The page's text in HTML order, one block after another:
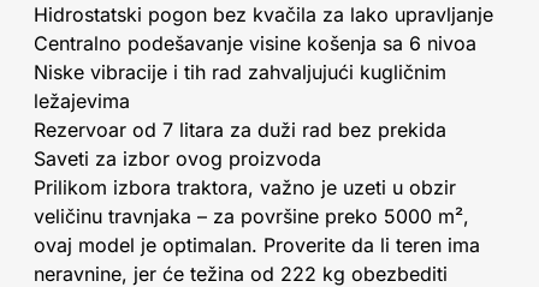
Hidrostatski pogon bez kvačila za lako upravljanje
Centralno podešavanje visine košenja sa 6 nivoa
Niske vibracije i tih rad zahvaljujući kugličnim
ležajevima
Rezervoar od 7 litara za duži rad bez prekida
Saveti za izbor ovog proizvoda
Prilikom izbora traktora, važno je uzeti u obzir
veličinu travnjaka – za površine preko 5000 m²,
ovaj model je optimalan. Proverite da li teren ima
neravnine, jer će težina od 222 kg obezbediti